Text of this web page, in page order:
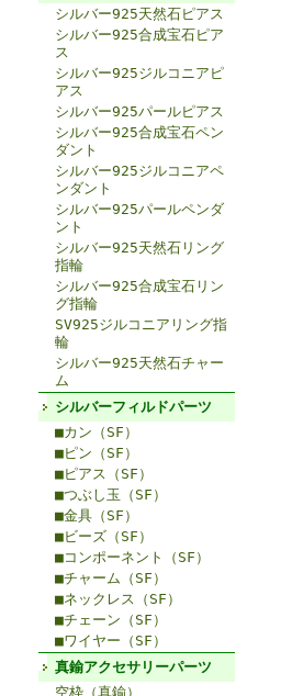
シルバー925天然石ピアス
シルバー925合成宝石ピア
ス
シルバー925ジルコニアピ
アス
シルバー925パールピアス
シルバー925合成宝石ペン
ダント
シルバー925ジルコニアペ
ンダント
シルバー925パールペンダ
ント
シルバー925天然石リング
指輪
シルバー925合成宝石リン
グ指輪
SV925ジルコニアリング指
輪
シルバー925天然石チャー
ム
シルバーフィルドパーツ
■カン（SF）
■ピン（SF）
■ピアス（SF）
■つぶし玉（SF）
■金具（SF）
■ビーズ（SF）
■コンポーネント（SF）
■チャーム（SF）
■ネックレス（SF）
■チェーン（SF）
■ワイヤー（SF）
真鍮アクセサリーパーツ
空枠（真鍮）